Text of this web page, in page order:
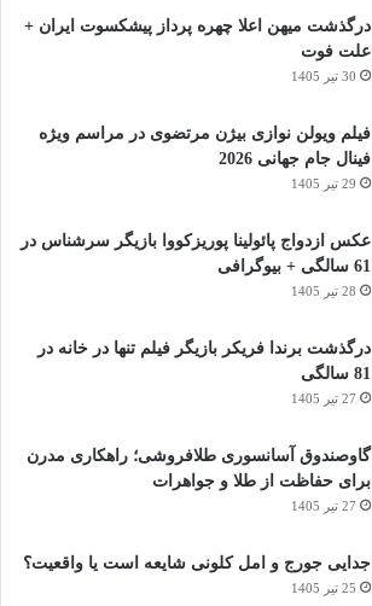
درگذشت میهن اعلا چهره پرداز پیشکسوت ایران +
علت فوت
30 تیر 1405
فیلم ویولن نوازی بیژن مرتضوی در مراسم ویژه
فینال جام جهانی 2026
29 تیر 1405
عکس ازدواج پائولینا پوریزکووا بازیگر سرشناس در
61 سالگی + بیوگرافی
28 تیر 1405
درگذشت برندا فریکر بازیگر فیلم تنها در خانه در
81 سالگی
27 تیر 1405
گاوصندوق آسانسوری طلافروشی؛ راهکاری مدرن
برای حفاظت از طلا و جواهرات
27 تیر 1405
جدایی جورج و امل کلونی شایعه است یا واقعیت؟
25 تیر 1405